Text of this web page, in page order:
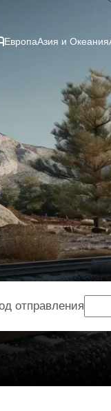
ЕвропаАзия и Океания
отправления